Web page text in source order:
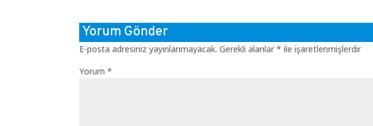
Yorum Gönder
E-posta adresiniz yayınlanmayacak. Gerekli alanlar * ile işaretlenmişlerdir
Yorum *